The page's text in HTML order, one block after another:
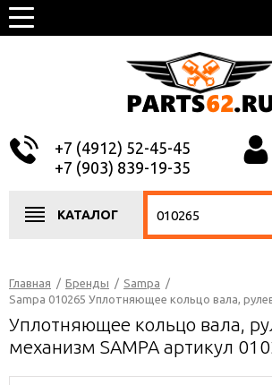
+7 (4912) 52-45-45
+7 (903) 839-19-35
КАТАЛОГ
Главная / Бренды / Sampa /
Sampa 010265 Уплотняющее кольцо вала,
Уплотняющее кольцо вала,
механизм SAMPA артикул